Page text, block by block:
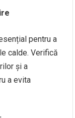
pentru a
calde. Verifică
și a
a evita